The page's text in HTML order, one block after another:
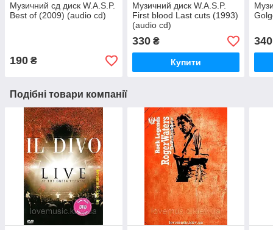
Музичний сд диск W.A.S.P.
Best of (2009) (audio cd)
190 ₴
Музичний диск W.A.S.P.
First blood Last cuts (1993)
(audio cd)
330₴
Купити
340
Подібні товари компанії